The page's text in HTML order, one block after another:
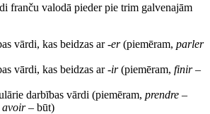
franču valodā pieder pie trim galvenajām
vārdi, kas beidzas ar-er(piemēram, parler
vārdi, kas beidzas ar-ir(piemēram, finir–
darbības vārdi (piemēram, prendre –
avoir– būt)